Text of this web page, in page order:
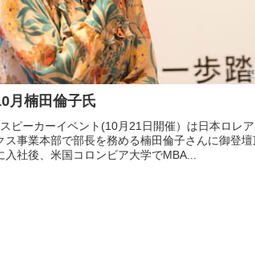
月楠田倫子氏
ピーカーイベント(10月21日開催）は日本ロレ
事業本部で部長を務める楠田倫子さんに御登壇
社後、米国コロンビア大学でMBA...